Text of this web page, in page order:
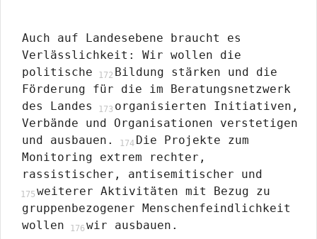
Auch auf Landesebene braucht es
Verlässlichkeit: Wir wollen die
politische
Bildung stärken und die
Förderung für die im Beratungsnetzwerk
des Landes
organisierten Initiativen,
Verbände und Organisationen verstetigen
und ausbauen.
Die Projekte zum
Monitoring extrem rechter,
rassistischer, antisemitischer und
weiterer Aktivitäten mit Bezug zu
gruppenbezogener Menschenfeindlichkeit
wollen
wir ausbauen.